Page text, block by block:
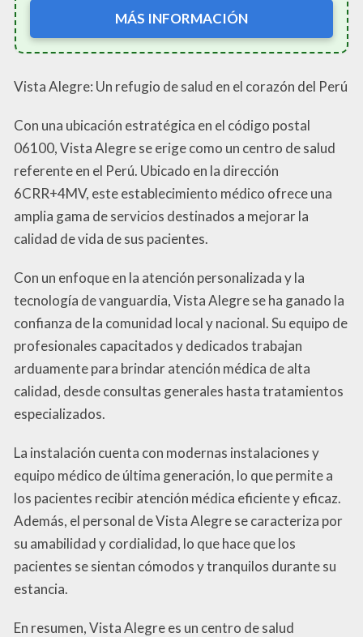
MÁS INFORMACIÓN
Vista Alegre: Un refugio de salud en el corazón del Perú
Con una ubicación estratégica en el código postal
06100, Vista Alegre se erige como un centro de salud
referente en el Perú. Ubicado en la dirección
6CRR+4MV, este establecimiento médico ofrece una
amplia gama de servicios destinados a mejorar la
calidad de vida de sus pacientes.
Con un enfoque en la atención personalizada y la
tecnología de vanguardia, Vista Alegre se ha ganado la
confianza de la comunidad local y nacional. Su equipo de
profesionales capacitados y dedicados trabajan
arduamente para brindar atención médica de alta
calidad, desde consultas generales hasta tratamientos
especializados.
La instalación cuenta con modernas instalaciones y
equipo médico de última generación, lo que permite a
los pacientes recibir atención médica eficiente y eficaz.
Además, el personal de Vista Alegre se caracteriza por
su amabilidad y cordialidad, lo que hace que los
pacientes se sientan cómodos y tranquilos durante su
estancia.
En resumen, Vista Alegre es un centro de salud